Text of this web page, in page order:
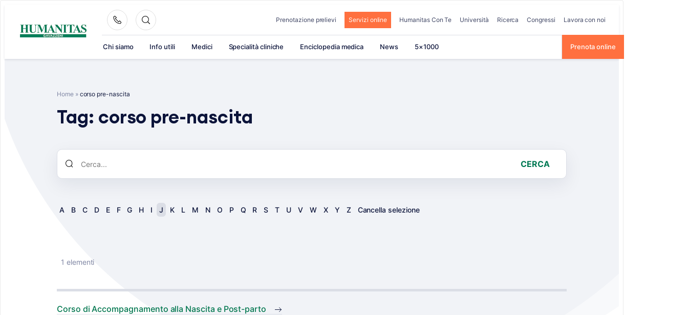
content
Prenotazione prelievi Servizi online Humanitas Con Te Università Ricerca Congressi Lavora con noi
Chi siamo Info utili Medici Specialità cliniche Enciclopedia medica News 5×1000 Prenota online
Home» corso pre-nascita
Tag: corso pre-nascita
CERCA
A B C D E F G H I J K L M N O P Q R S T U V W X Y Z Cancella selezione
1 elementi
Corso di Accompagnamento alla Nascita e Post-parto